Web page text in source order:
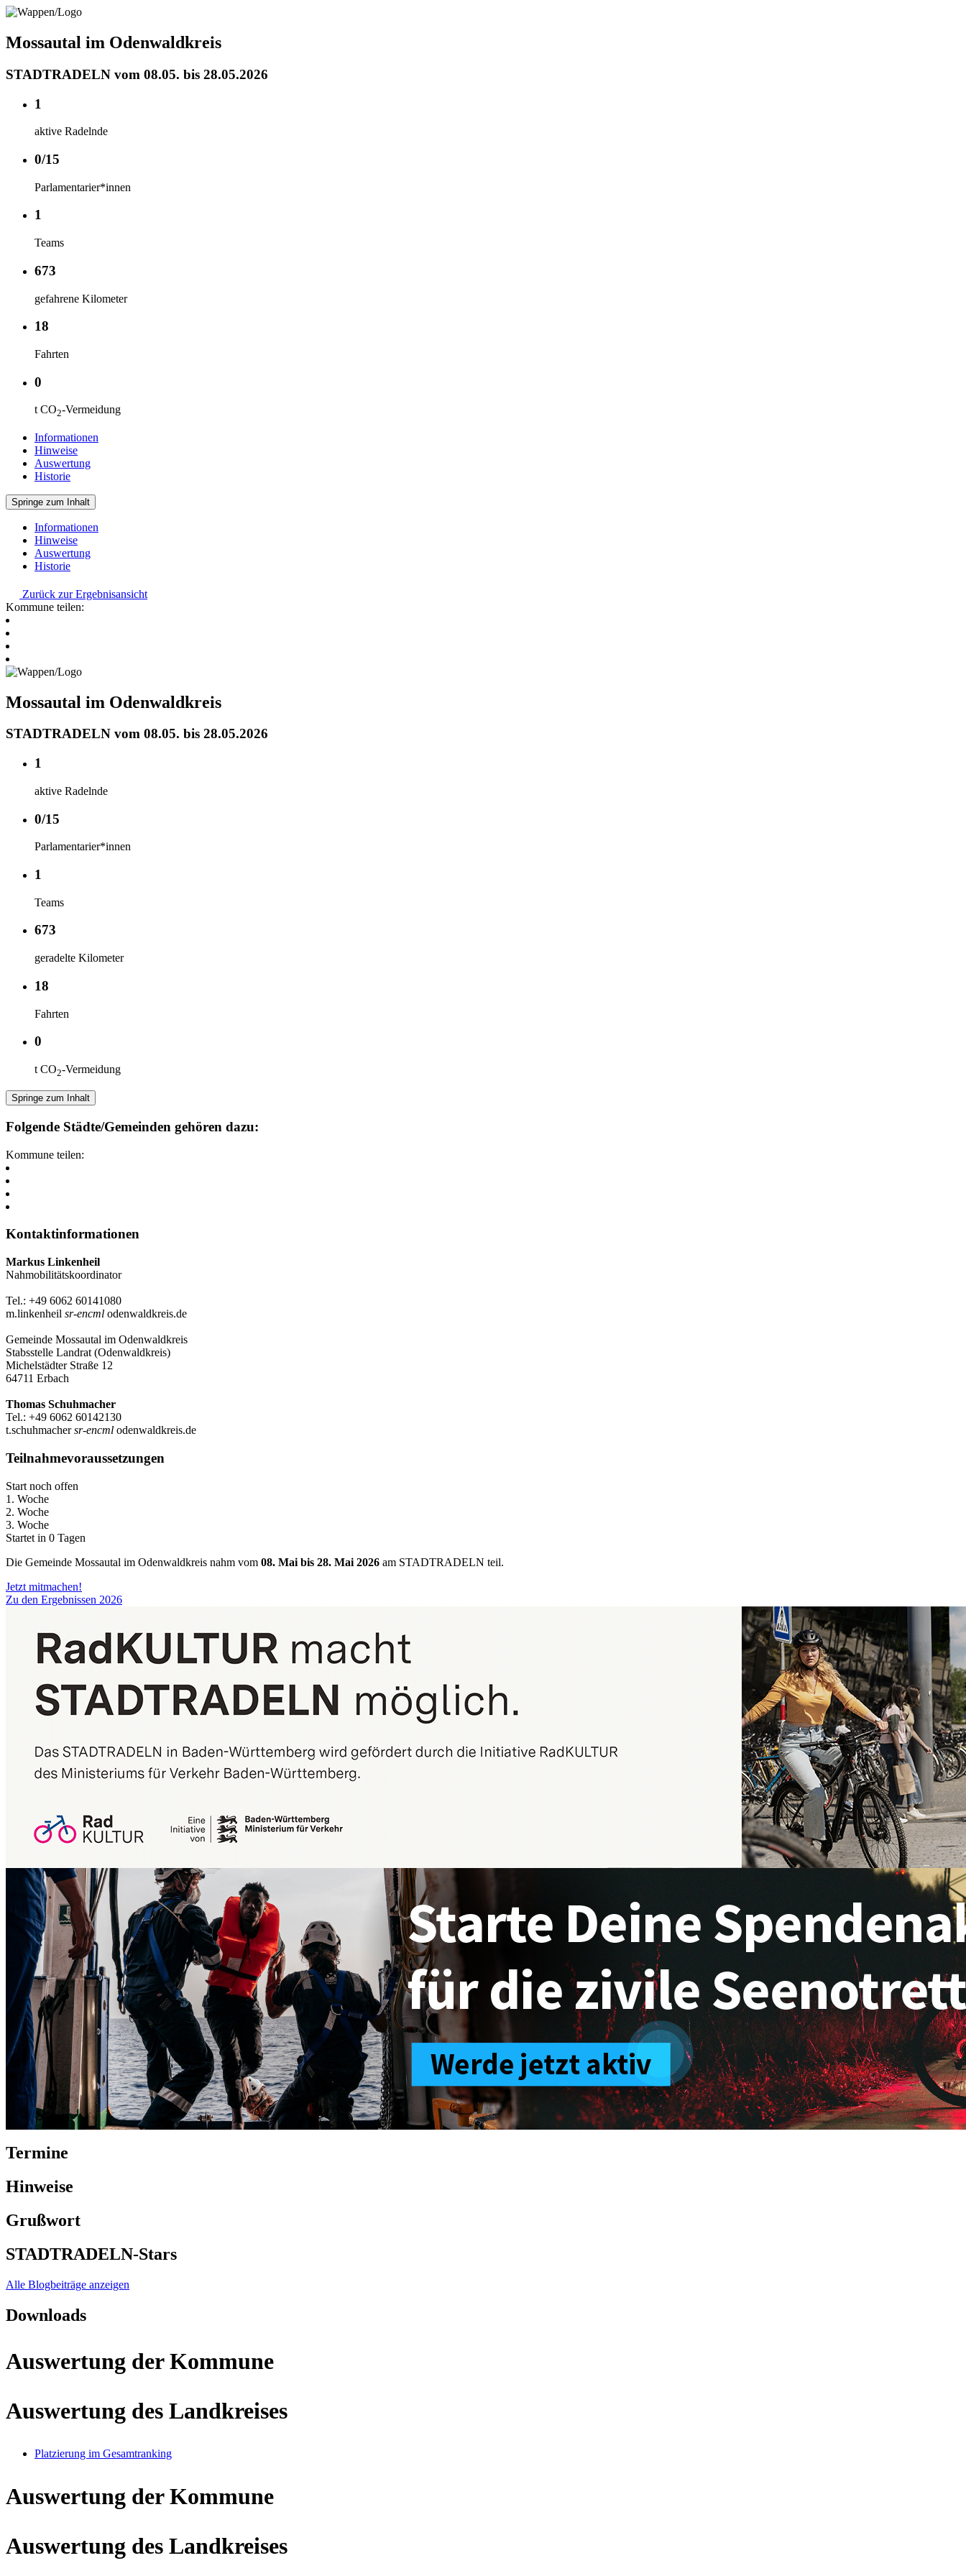
Mossautal im Odenwaldkreis
STADTRADELN vom 08.05. bis 28.05.2026
1
aktive Radelnde
0/15
Parlamentarier*innen
1
Teams
673
gefahrene Kilometer
18
Fahrten
0
t CO2-Vermeidung
Informationen
Hinweise
Auswertung
Historie
Springe zum Inhalt
Informationen
Hinweise
Auswertung
Historie
Zurück zur Ergebnisansicht
Kommune teilen:
Mossautal im Odenwaldkreis
STADTRADELN vom 08.05. bis 28.05.2026
1
aktive Radelnde
0/15
Parlamentarier*innen
1
Teams
673
geradelte Kilometer
18
Fahrten
0
t CO2-Vermeidung
Springe zum Inhalt
Folgende Städte/Gemeinden gehören dazu:
Kommune teilen:
Kontaktinformationen
Markus Linkenheil
Nahmobilitätskoordinator
Tel.: +49 6062 60141080
m.linkenheil sr-encml odenwaldkreis.de
Gemeinde Mossautal im Odenwaldkreis
Stabsstelle Landrat (Odenwaldkreis)
Michelstädter Straße 12
64711 Erbach
Thomas Schuhmacher
Tel.: +49 6062 60142130
t.schuhmachersr-encml odenwaldkreis.de
Teilnahmevoraussetzungen
Start noch offen
1. Woche
2. Woche
3. Woche
Startet in 0 Tagen
Die Gemeinde Mossautal im Odenwaldkreis nahm vom 08. Mai bis 28. Mai 2026 am STADTRADELN teil.
Jetzt mitmachen!
Zu den Ergebnissen 2026
Termine
Hinweise
Grußwort
STADTRADELN-Stars
Alle Blogbeiträge anzeigen
Downloads
Auswertung der Kommune
Auswertung des Landkreises
Platzierung im Gesamtranking
Auswertung der Kommune
Auswertung des Landkreises